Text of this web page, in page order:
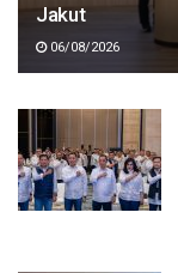
Jakut
06/08/2026